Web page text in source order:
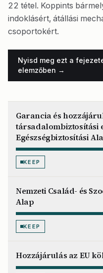
22 tétel. Koppints
indoklásért, átállási
csoportokért.
Nyisd meg ezt a
elemzőben →
Garancia és
társadalombiztosítási
Egészségbiztosítási
KEEP
Nemzeti Család- és
Alap
KEEP
Hozzájárulás az EU